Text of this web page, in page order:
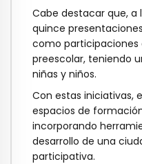
Cabe destacar que, a
quince
como participaciones
preescolar, teniendo
niñas y niños.
Con estas iniciativas,
espacios de
incorporando
desarrollo de una
participativa.